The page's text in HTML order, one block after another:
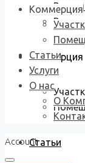
Виллы
Коммерция
Статьи
Коммерция
Статьи
Услуги
О нас
О
Account